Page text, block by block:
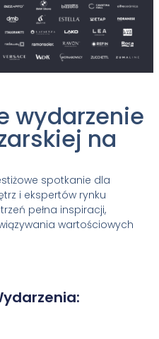
wydarzenie
na
spotkanie dla
i ekspertów rynku
pełna inspiracji,
wartościowych